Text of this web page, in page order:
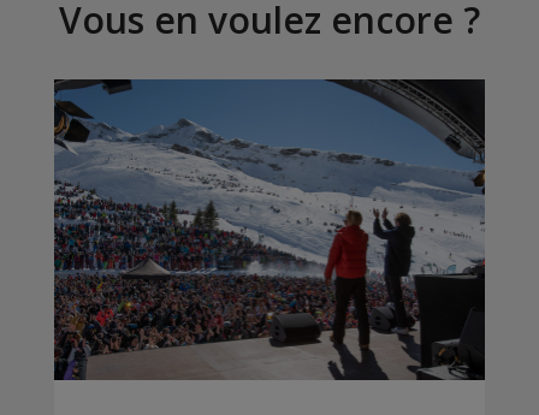
Vous en voulez encore ?